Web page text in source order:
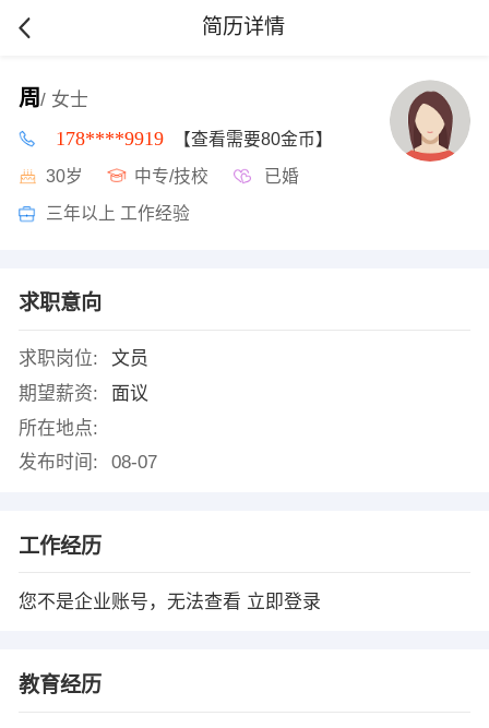
简历详情
周/ 女士
178****9919 【查看需要80金币】
30岁 中专/技校 已婚
三年以上 工作经验
求职意向
求职岗位:
文员
期望薪资:
面议
所在地点:
发布时间:
08-07
工作经历
您不是企业账号，无法查看 立即登录
教育经历